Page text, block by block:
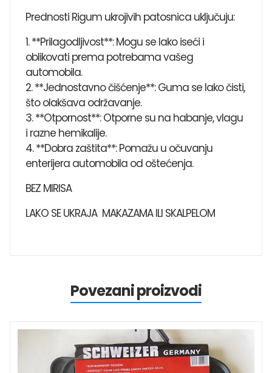
Prednosti Rigum ukrojivih patosnica uključuju:
1. **Prilagodljivost**: Mogu se lako iseći i
oblikovati prema potrebama vašeg
automobila.
2. **Jednostavno čišćenje**: Guma se lako čisti,
što olakšava održavanje.
3. **Otpornost**: Otporne su na habanje, vlagu
i razne hemikalije.
4. **Dobra zaštita**: Pomažu u očuvanju
enterijera automobila od oštećenja.
BEZ MIRISA
LAKO SE UKRAJA MAKAZAMA ILI SKALPELOM
Povezani proizvodi